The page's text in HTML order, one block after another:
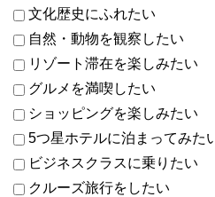
文化歴史にふれたい
自然・動物を観察したい
リゾート滞在を楽しみたい
グルメを満喫したい
ショッピングを楽しみたい
5つ星ホテルに泊まってみた
ビジネスクラスに乗りたい
クルーズ旅行をしたい